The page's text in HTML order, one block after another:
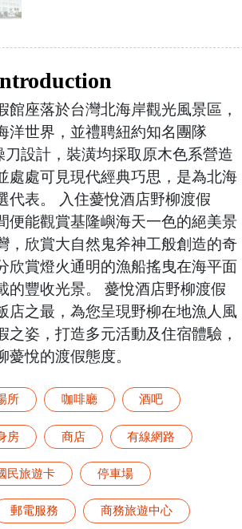
館座落於台灣北海岸觀光風景區，
洋世界，並禮聘紐約知名團隊
刀設計，裝潢均採取原木色系營造
處處可見現代經典巧思，是為北海
代表。 入住薆悅酒店野柳渡假
便能觀賞基隆嶼海天一色的絕美景
，欣賞大自然鬼斧神工般創造的奇
欣賞燈火通明的漁船搖曳在海平面
的豐收光景。 薆悅酒店野柳渡假
店之最，為您呈現野柳在地漁人風
之姿，打造多元活動及住宿體驗，
悅的渡假態度。
所 咖啡廳 酒吧
房 商店 有線網路
民旅遊卡 停車場
郵電服務 商務旅遊中心